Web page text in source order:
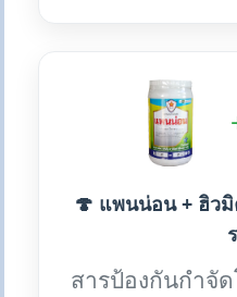
🍄 แพนน่อน + ฮิว
สารป้องกันกำจั